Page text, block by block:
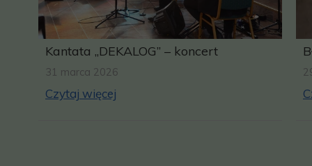
Kantata „DEKALOG” – koncert
31 marca 2026
Czytaj więcej